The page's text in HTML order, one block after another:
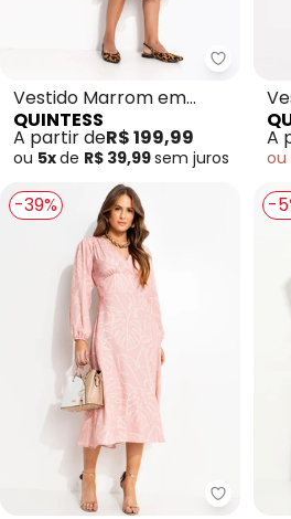
Vestido Marrom em
Tecido Air Flow
QUINTESS
A partir deR$ 199,99
ou 5xde R$ 39,99sem juros
A
ou
-39% -